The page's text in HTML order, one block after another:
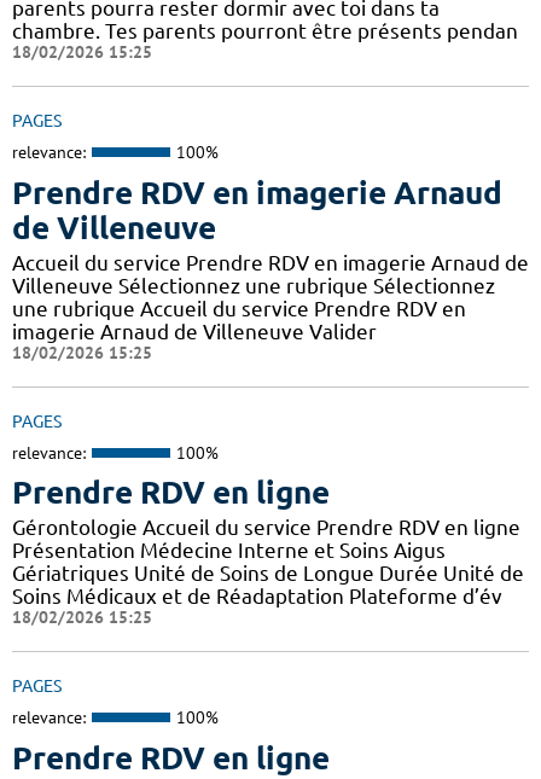
parents pourra rester dormir avec toi dans ta
chambre. Tes parents pourront être présents pendan
18/02/2026 15:25
PAGES
relevance: 100%
Prendre RDV en imagerie Arnaud
de Villeneuve
Accueil du service Prendre RDV en imagerie Arnaud de
Villeneuve Sélectionnez une rubrique Sélectionnez
une rubrique Accueil du service Prendre RDV en
imagerie Arnaud de Villeneuve Valider
18/02/2026 15:25
PAGES
relevance: 100%
Prendre RDV en ligne
Gérontologie Accueil du service Prendre RDV en ligne
Présentation Médecine Interne et Soins Aigus
Gériatriques Unité de Soins de Longue Durée Unité de
Soins Médicaux et de Réadaptation Plateforme d’év
18/02/2026 15:25
PAGES
relevance: 100%
Prendre RDV en ligne